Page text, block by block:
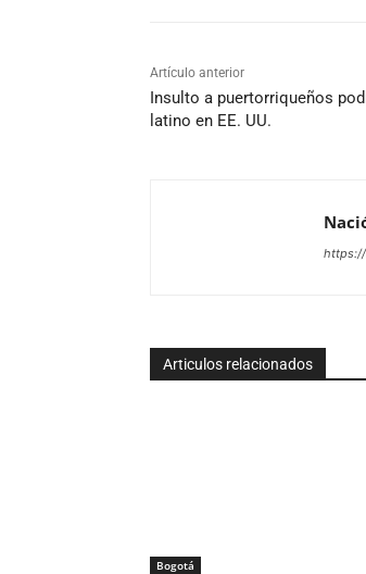
Artículo anterior
Insulto a puertorriqueños
latino en EE. UU.
Articulos relacionados
Bogotá